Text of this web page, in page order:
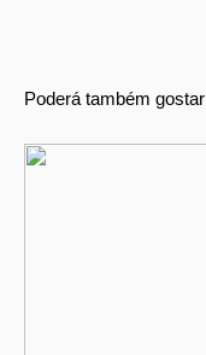
Poderá também gostar